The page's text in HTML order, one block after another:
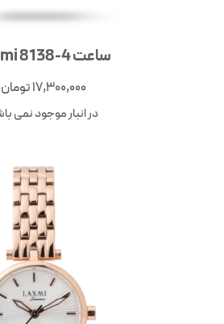
ساعت Laxmi 8138-4
17,300,000تومان
در انبار موجود نمی باشد